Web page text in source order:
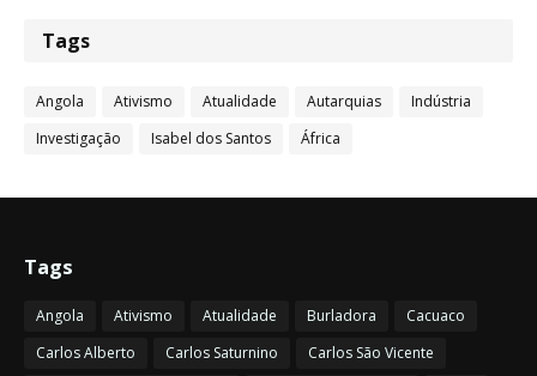
Tags
Angola Ativismo Atualidade Autarquias
Indústria
Investigação
Isabel dos Santos África
Tags
Angola Ativismo Atualidade Burladora
Cacuaco
Carlos Alberto
Carlos Saturnino
Carlos São Vicente